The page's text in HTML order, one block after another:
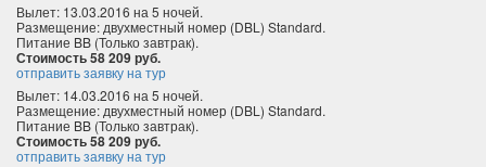
Вылет: 13.03.2016 на 5 ночей.
Размещение: двухместный номер (DBL) Standard.
Питание BB (Только завтрак).
Стоимость 58 209 руб.
отправить заявку на тур
Вылет: 14.03.2016 на 5 ночей.
Размещение: двухместный номер (DBL) Standard.
Питание BB (Только завтрак).
Стоимость 58 209 руб.
отправить заявку на тур